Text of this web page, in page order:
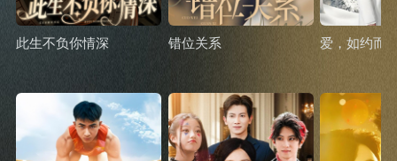
此生不负你情深 错位关系 爱，如约而